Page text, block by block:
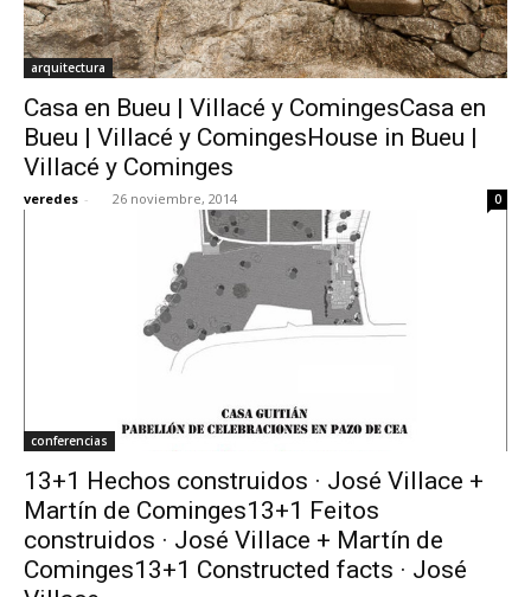
arquitectura
Casa en Bueu | Villacé y ComingesCasa en
Bueu | Villacé y ComingesHouse in Bueu |
Villacé y Cominges
veredes - 26 noviembre, 2014 0
conferencias
13+1 Hechos construidos · José Villace +
Martín de Cominges13+1 Feitos
construidos · José Villace + Martín de
Cominges13+1 Constructed facts · José